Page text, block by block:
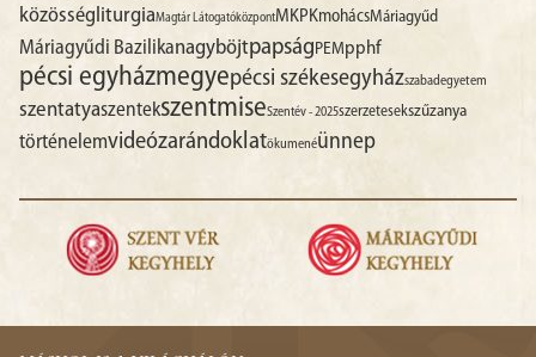
közösségliturgiaMagtár LátogatóközpontMKPKmohácsMáriagyűd
Máriagyűdi BazilikanagyböjtpapságPEMpphf
pécsi egyházmegyepécsi székesegyházszabadegyetem
szentatyaszentekszentmiseSzentév - 2025szerzetesekszűzanya
történelemvideózarándoklatökumenéünnep